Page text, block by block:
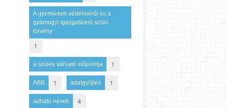
A gyermekek védelméről és a
gyámügyi igazgatásról szóló
törvény
1
a szülés várható időpontja 1
ABB 1 adatgyűjtés 1
adható nevek 4